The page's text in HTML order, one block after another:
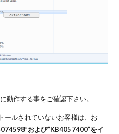
動作する事をご確認下さい。
ールされていないお客様は、お
および”KB4057400”をイ